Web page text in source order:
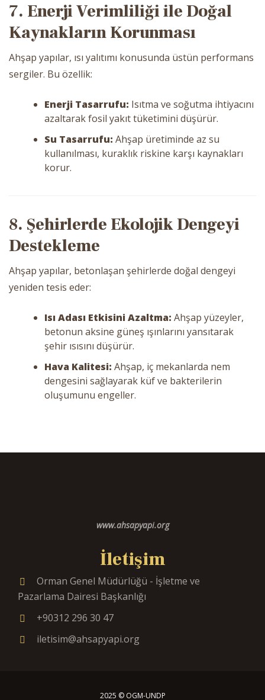
7. Enerji Verimliliği ile Doğal
Kaynakların Korunması
Ahşap yapılar, ısı yalıtımı konusunda üstün performans
sergiler. Bu özellik:
Enerji Tasarrufu: Isıtma ve soğutma ihtiyacını
azaltarak fosil yakıt tüketimini düşürür.
Su Tasarrufu: Ahşap üretiminde az su
kullanılması, kuraklık riskine karşı kaynakları
korur.
8. Şehirlerde Ekolojik Dengeyi
Destekleme
Ahşap yapılar, betonlaşan şehirlerde doğal dengeyi
yeniden tesis eder:
Isı Adası Etkisini Azaltma: Ahşap yüzeyler,
betonun aksine güneş ışınlarını yansıtarak
şehir ısısını düşürür.
Hava Kalitesi: Ahşap, iç mekanlarda nem
dengesini sağlayarak küf ve bakterilerin
oluşumunu engeller.
www.ahsapyapi.org
İletişim
Orman Genel Müdürlüğü - İşletme ve
Pazarlama Dairesi Başkanlığı
+90312 296 30 47
iletisim@ahsapyapi.org
2025 © OGM-UNDP